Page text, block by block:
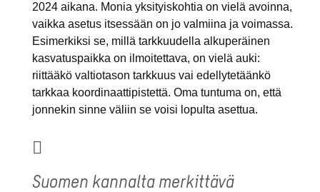
2024 aikana. Monia yksityiskohtia on vielä avoinna,
vaikka asetus itsessään on jo valmiina ja voimassa.
Esimerkiksi se, millä tarkkuudella alkuperäinen
kasvatuspaikka on ilmoitettava, on vielä auki:
riittääkö valtiotason tarkkuus vai edellytetäänkö
tarkkaa koordinaattipistettä. Oma tuntuma on, että
jonnekin sinne väliin se voisi lopulta asettua.
Suomen kannalta merkittävä